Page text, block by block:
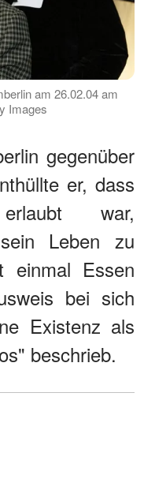
am 26.02.04 am
Images
gegenüber
er, dass
war,
Leben zu
einmal Essen
bei sich
Existenz als
beschrieb.